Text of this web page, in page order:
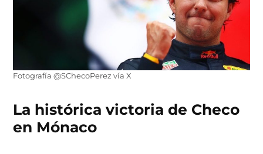
Fotografía @SChecoPerez vía X
La histórica victoria de Checo
en Mónaco